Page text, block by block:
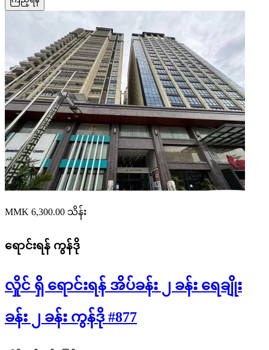
MMK 6,300.00 သိန်း
ရောင်းရန် ကွန်ဒို
လှိုင် ရှိ ရောင်းရန် အိပ်ခန်း ၂ ခန်း ရေချိုး
ခန်း ၂ ခန်း ကွန်ဒို #877